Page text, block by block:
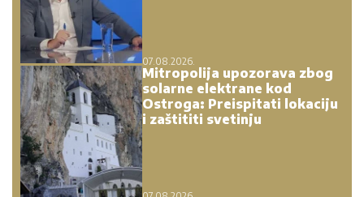
07.08.2026.
Mitropolija upozorava zbog
solarne elektrane kod
Ostroga: Preispitati lokaciju
i zaštititi svetinju